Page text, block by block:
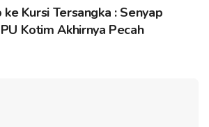
Kursi Tersangka : Senyap
Kotim Akhirnya Pecah